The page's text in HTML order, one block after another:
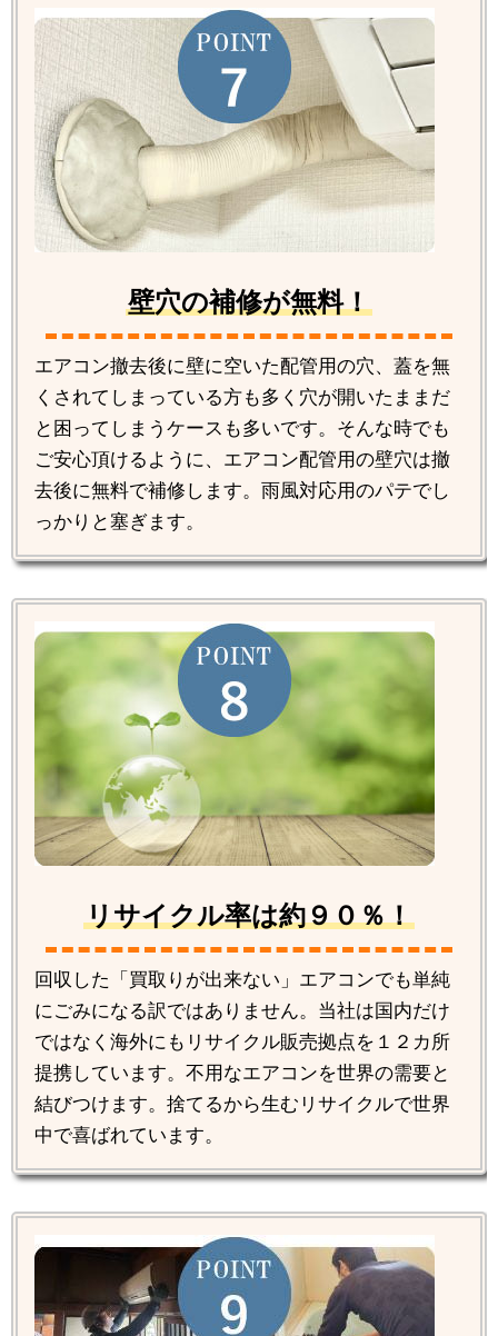
壁穴の補修が無料！
エアコン撤去後に壁に空いた配管用の穴、蓋を無
くされてしまっている方も多く穴が開いたままだ
と困ってしまうケースも多いです。そんな時でも
ご安心頂けるように、エアコン配管用の壁穴は撤
去後に無料で補修します。雨風対応用のパテでし
っかりと塞ぎます。
リサイクル率は約９０％！
回収した「買取りが出来ない」エアコンでも単純
にごみになる訳ではありません。当社は国内だけ
ではなく海外にもリサイクル販売拠点を１２カ所
提携しています。不用なエアコンを世界の需要と
結びつけます。捨てるから生むリサイクルで世界
中で喜ばれています。